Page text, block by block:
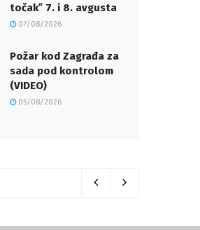
točakˮ 7. i 8. avgusta
07/08/2026
Požar kod Zagrađa za
sada pod kontrolom
(VIDEO)
05/08/2026